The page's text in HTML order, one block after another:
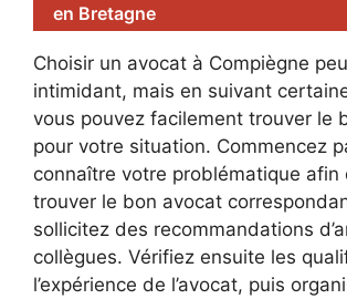
en Bretagne
Choisir un avocat à Compiègne
intimidant, mais en suivant
vous pouvez facilement trouver le
pour votre situation. Commencez
connaître votre problématique afin
trouver le bon avocat
sollicitez des recommandations
collègues. Vérifiez ensuite les
l’expérience de l’avocat, puis